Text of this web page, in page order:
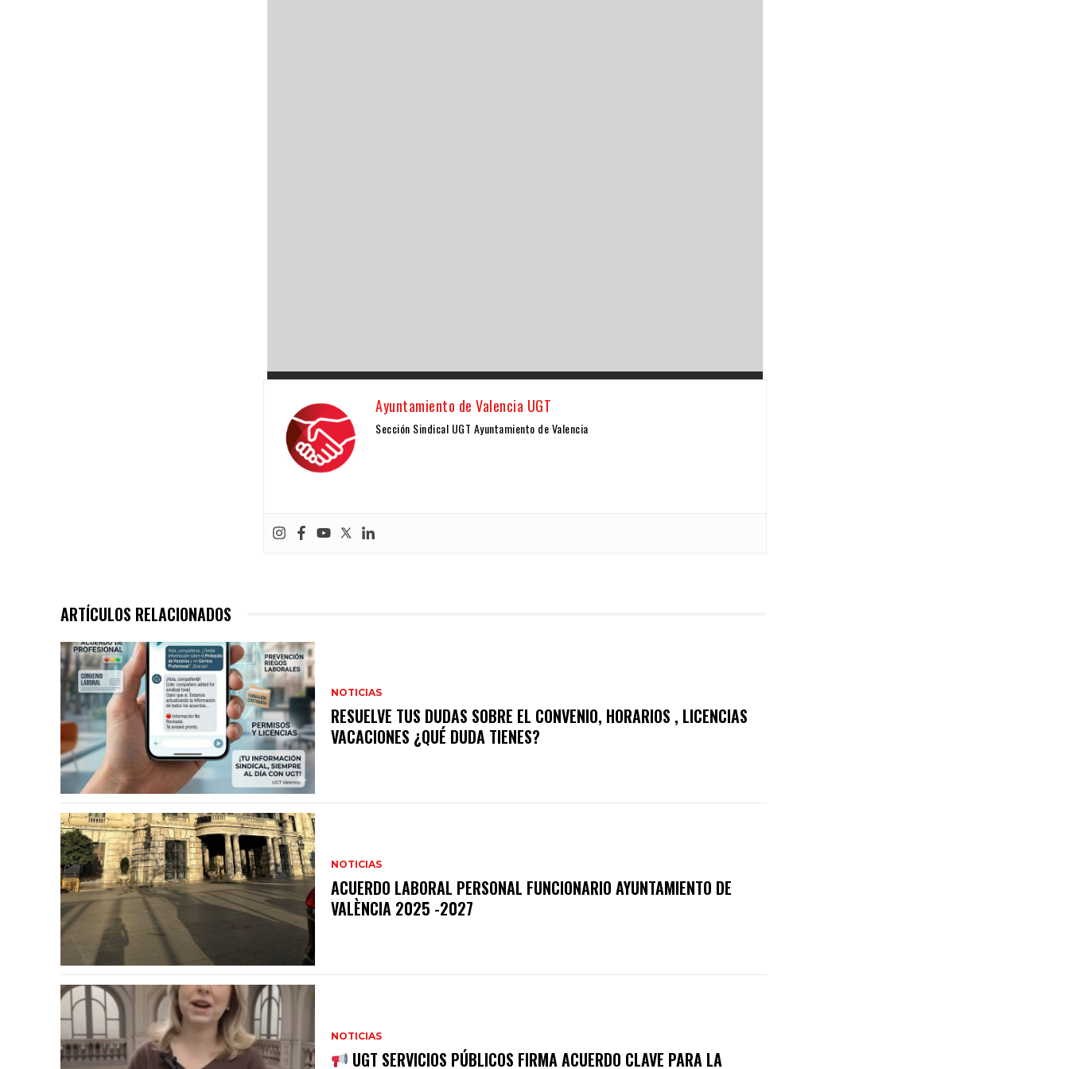
Ayuntamiento de Valencia UGT
Sección Sindical UGT Ayuntamiento de Valencia
ARTÍCULOS RELACIONADOS
NOTICIAS
RESUELVE TUS DUDAS SOBRE EL CONVENIO, HORARIOS , LICENCIAS
VACACIONES ¿QUÉ DUDA TIENES?
NOTICIAS
ACUERDO LABORAL PERSONAL FUNCIONARIO AYUNTAMIENTO DE
VALÈNCIA 2025 -2027
NOTICIAS
UGT SERVICIOS PÚBLICOS FIRMA ACUERDO CLAVE PARA LA